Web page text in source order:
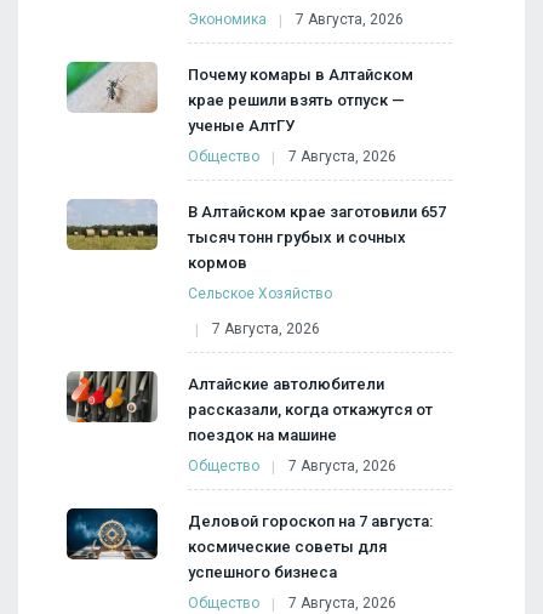
Экономика 7 Августа, 2026
Почему комары в Алтайском
крае решили взять отпуск —
ученые АлтГУ
Общество 7 Августа, 2026
В Алтайском крае заготовили 657
тысяч тонн грубых и сочных
кормов
Сельское Хозяйство
7 Августа, 2026
Алтайские автолюбители
рассказали, когда откажутся от
поездок на машине
Общество 7 Августа, 2026
Деловой гороскоп на 7 августа:
космические советы для
успешного бизнеса
Общество 7 Августа, 2026